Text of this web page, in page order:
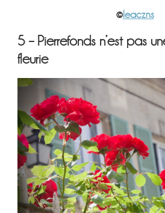
©leaczns
5 – Pierrefonds n’est pas
fleurie